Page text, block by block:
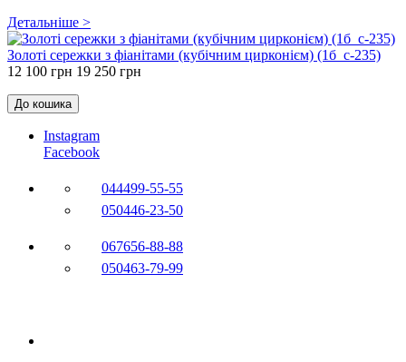
Детальніше >
Золоті сережки з фіанітами (кубічним цирконієм) (1б_с-235)
12 100 грн 19 250 грн
До кошика
Instagram
Facebook
044499-55-55
050446-23-50
067656-88-88
050463-79-99